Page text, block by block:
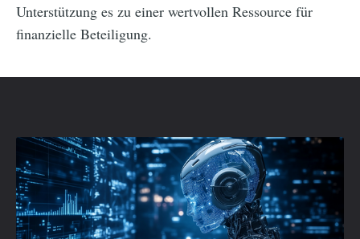
Unterstützung es zu einer wertvollen Ressource für
finanzielle Beteiligung.